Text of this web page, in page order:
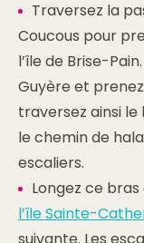
Traversez la
Coucous pour
l’île de Brise-
Guyère et
traversez ainsi
le chemin de
escaliers.
Longez ce
l’île Sainte-